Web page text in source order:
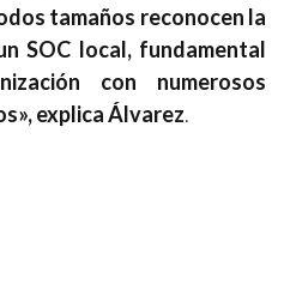
tamaños reconocen la
SOC local, fundamental
con numerosos
explica Álvarez.